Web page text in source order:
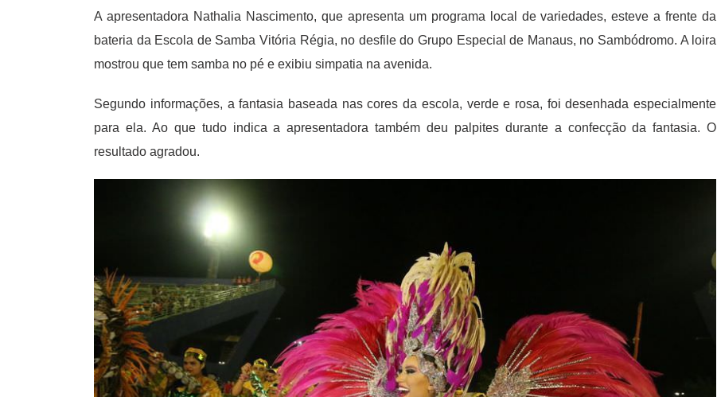
A apresentadora Nathalia Nascimento, que apresenta um programa local de variedades, esteve a frente da
bateria da Escola de Samba Vitória Régia, no desfile do Grupo Especial de Manaus, no Sambódromo. A loira
mostrou que tem samba no pé e exibiu simpatia na avenida.
Segundo informações, a fantasia baseada nas cores da escola, verde e rosa, foi desenhada especialmente
para ela. Ao que tudo indica a apresentadora também deu palpites durante a confecção da fantasia. O
resultado agradou.